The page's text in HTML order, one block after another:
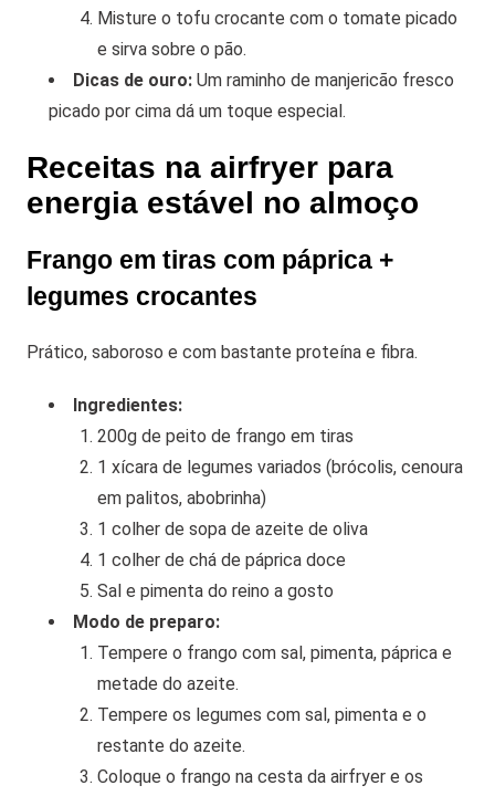
Misture o tofu crocante com o tomate picado
e sirva sobre o pão.
Dicas de ouro: Um raminho de manjericão fresco
picado por cima dá um toque especial.
Receitas na airfryer para
energia estável no almoço
Frango em tiras com páprica +
legumes crocantes
Prático, saboroso e com bastante proteína e fibra.
Ingredientes:
200g de peito de frango em tiras
1 xícara de legumes variados (brócolis, cenoura
em palitos, abobrinha)
1 colher de sopa de azeite de oliva
1 colher de chá de páprica doce
Sal e pimenta do reino a gosto
Modo de preparo:
Tempere o frango com sal, pimenta, páprica e
metade do azeite.
Tempere os legumes com sal, pimenta e o
restante do azeite.
Coloque o frango na cesta da airfryer e os